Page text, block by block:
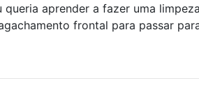
aprender a fazer uma
frontal para passar